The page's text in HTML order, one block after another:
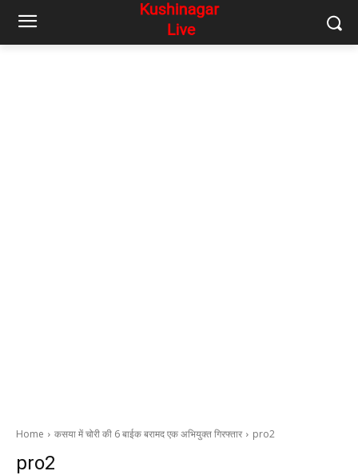
Home कसया में चोरी की 6 बाईक बरामद एक अभियुक्त गिरफ्तार pro2
pro2